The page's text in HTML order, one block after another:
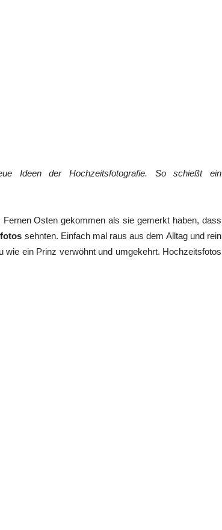
Ideen der Hochzeitsfotografie. So schießt ein
Osten gekommen als sie gemerkt haben, dass
sehnten. Einfach mal raus aus dem Alltag und rein
ein Prinz verwöhnt und umgekehrt. Hochzeitsfotos